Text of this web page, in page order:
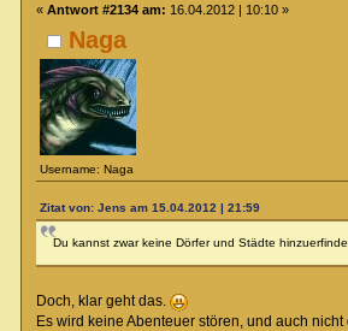
Naga
Username: Naga
« Antwort #2134 am: 16.04.2012 | 10:10 »
Zitat von: Jens am 15.04.2012 | 21:59
Du kannst zwar keine Dörfer und Städte
Doch, klar geht das.
Es wird keine Abenteuer stören, und auch